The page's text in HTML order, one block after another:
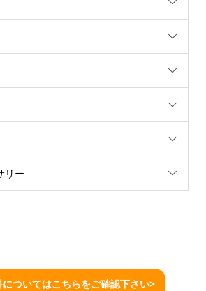
リー
ついてはこちらをご確認下さい>